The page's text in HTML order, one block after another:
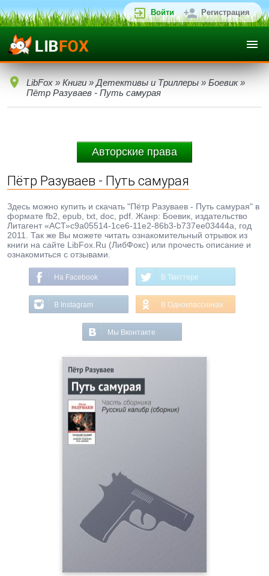
Войти Регистрация
LibFox » Книги » Детективы и Триллеры » Боевик»
Пётр Разуваев - Путь самурая
Авторские права
Пётр Разуваев - Путь самурая
Здесь можно купить и скачать "Пётр Разуваев - Путь самурая" в
формате fb2, epub, txt, doc, pdf. Жанр: Боевик, издательство
Литагент «АСТ»c9a05514-1ce6-11e2-86b3-b737ee03444a, год
2011. Так же Вы можете читать ознакомительный отрывок из
книги на сайте LibFox.Ru (ЛибФокс) или прочесть описание и
ознакомиться с отзывами.
На Facebook В Твиттере
В Instagram В Одноклассниках
Мы Вконтакте